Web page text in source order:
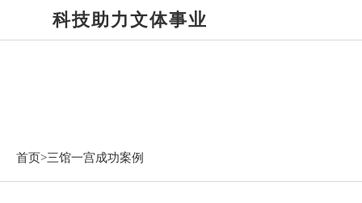
科技助力文体事业
首页>三馆一宫成功案例